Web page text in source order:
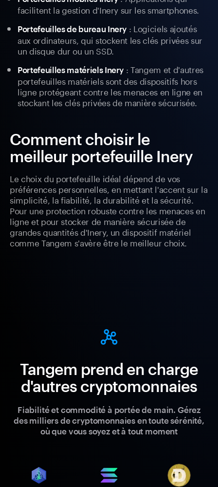
facilitent la gestion d'Inery sur les smartphones.
Portefeuilles de bureau Inery : Logiciels ajoutés
aux ordinateurs, qui stockent les clés privées sur
un disque dur ou un SSD.
Portefeuilles matériels Inery : Tangem et d'autres
portefeuilles matériels sont des dispositifs hors
ligne protégeant contre les menaces en ligne en
stockant les clés privées de manière sécurisée.
Comment choisir le
meilleur portefeuille Inery
Le choix du portefeuille idéal dépend de vos
préférences personnelles, en mettant l'accent sur la
simplicité, la fiabilité, la durabilité et la sécurité.
Pour une protection robuste contre les menaces en
ligne et pour stocker de manière sécurisée de
grandes quantités d'Inery, un dispositif matériel
comme Tangem s'avère être le meilleur choix.
Tangem prend en charge
d'autres cryptomonnaies
Fiabilité et commodité à portée de main. Gérez
des milliers de cryptomonnaies en toute sérénité,
où que vous soyez et à tout moment